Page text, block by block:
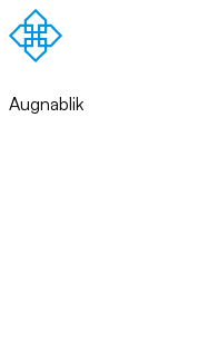
Augnablik